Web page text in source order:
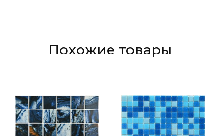
Похожие товары